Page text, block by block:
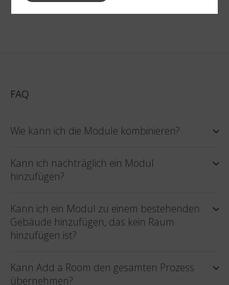
FAQ
Wie kann ich die Module kombinieren?
Kann ich nachträglich ein Modul
hinzufügen?
Kann ich ein Modul zu einem bestehenden
Gebäude hinzufügen, das kein Raum
hinzufügen ist?
Kann Add a Room den gesamten Prozess
übernehmen?